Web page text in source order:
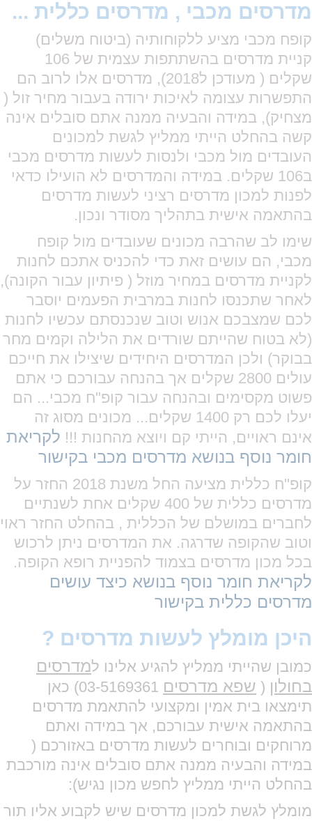
מדרסים מכבי , מדרסים כללית ...
קופח מכבי מציע ללקוחותיה (ביטוח משלים)
קניית מדרסים בהשתתפות עצמית של 106
שקלים ( מעודכן ל2018), מדרסים אלו לרוב הם
התפשרות עצומה לאיכות ירודה בעבור מחיר זול (
מצחיק), במידה והבעיה ממנה אתם סובלים אינה
קשה בהחלט הייתי ממליץ לגשת למכונים
העובדים מול מכבי ולנסות לעשות מדרסים מכבי
ב106 שקלים. במידה והמדרסים לא הועילו כדאי
לפנות למכון מדרסים רציני לעשות מדרסים
בהתאמה אישית בתהליך מסודר ונכון.
שימו לב שהרבה מכונים שעובדים מול קופח
מכבי, הם עושים זאת כדי להכניס אתכם לחנות
לקניית מדרסים במחיר מוזל ( פיתיון עבור הקונה),
לאחר שתכנסו לחנות במרבית הפעמים יוסבר
לכם שמצבכם אנוש וטוב שנכנסתם עכשיו לחנות
(לא בטוח שהייתם שורדים את הלילה וקמים מחר
בבוקר) ולכן המדרסים היחידים שיצילו את חייכם
עולים 2800 שקלים אך בהנחה עבורכם כי אתם
פשוט מקסימים ובהנחה עבור קופ"ח מכבי... הם
יעלו לכם רק 1400 שקלים... מכונים מסוג זה
אינם ראויים, הייתי קם ויוצא מהחנות !!! לקריאת
חומר נוסף בנושא מדרסים מכבי בקישור
קופ"ח כללית מציעה החל משנת 2018 החזר על
מדרסים כללית של 400 שקלים אחת לשנתיים
לחברים במושלם של הכללית , בהחלט החזר ראוי
וטוב שהקופה שדרגה. את המדרסים ניתן לרכוש
בכל מכון מדרסים בצמוד להפניית רופא הקופה.
לקריאת חומר נוסף בנושא כיצד עושים
מדרסים כללית בקישור
היכן מומלץ לעשות מדרסים ?
כמובן שהייתי ממליץ להגיע אלינו למדרסים
בחולון ( שפא מדרסים
03-5169361) כאן
תימצאו בית אמין ומקצועי להתאמת מדרסים
בהתאמה אישית עבורכם, אך במידה ואתם
מרוחקים ובוחרים לעשות מדרסים באזורכם (
במידה והבעיה ממנה אתם סובלים אינה מורכבת
בהחלט הייתי ממליץ לחפש מכון נגיש):
מומלץ לגשת למכון מדרסים שיש לקבוע אליו תור